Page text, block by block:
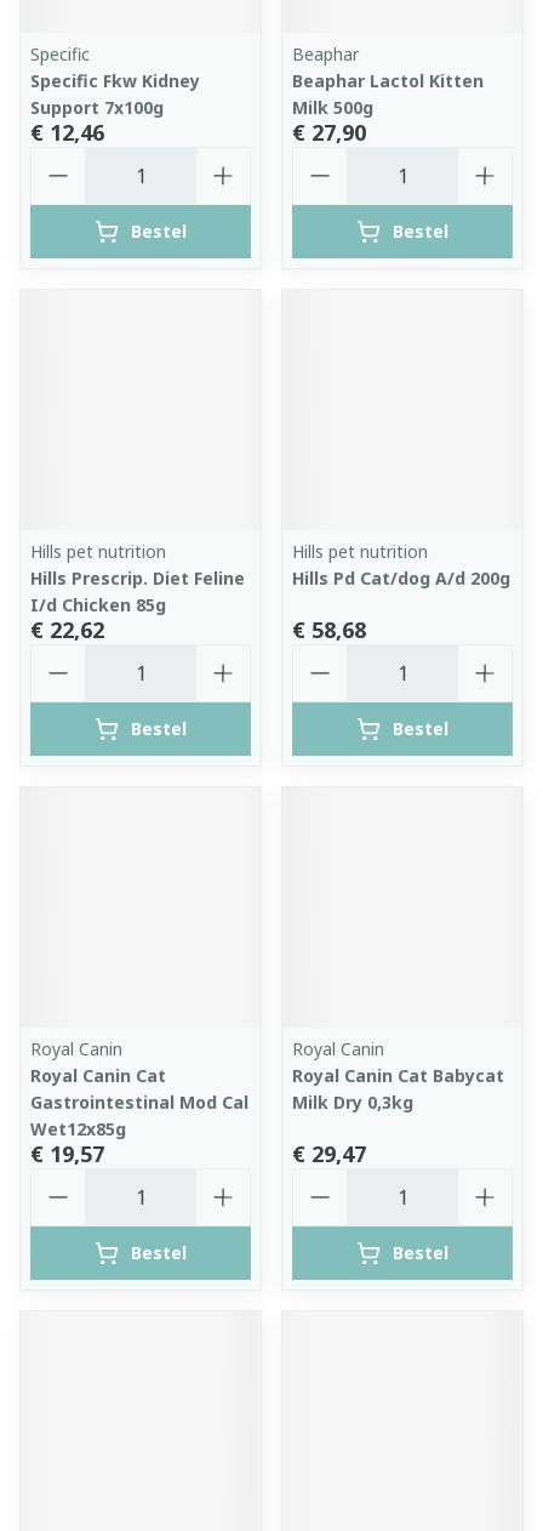
Specific
Specific Fkw Kidney
Support 7x100g
€ 12,46
Bestel
Beaphar
Beaphar Lactol Kitten
Milk 500g
€ 27,90
Bestel
Hills pet nutrition
Hills Prescrip. Diet Feline
I/d Chicken 85g
€ 22,62
Bestel
Hills pet nutrition
Hills Pd Cat/dog A/d 200g
€ 58,68
Bestel
Royal Canin
Royal Canin Cat
Gastrointestinal Mod Cal
Wet12x85g
€ 19,57
Bestel
Royal Canin
Royal Canin Cat Babycat
Milk Dry 0,3kg
€ 29,47
Bestel